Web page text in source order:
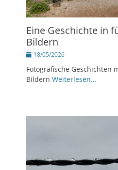
Eine Geschichte in
Bildern
Posted
18/05/2026
Fotografische Geschichten
Bildern Weiterlesen…